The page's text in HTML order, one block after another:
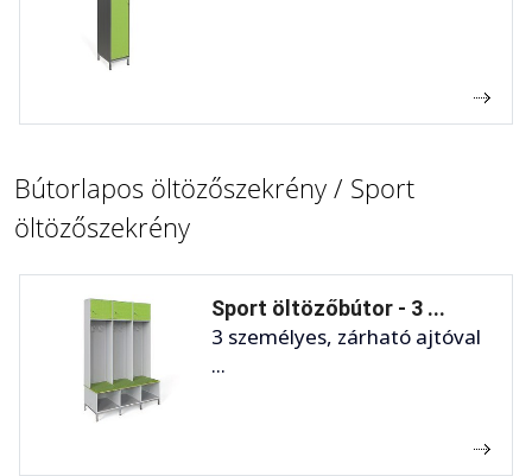
Bútorlapos öltözőszekrény / Sport
öltözőszekrény
Sport öltözőbútor - 3 ...
3 személyes, zárható ajtóval
...